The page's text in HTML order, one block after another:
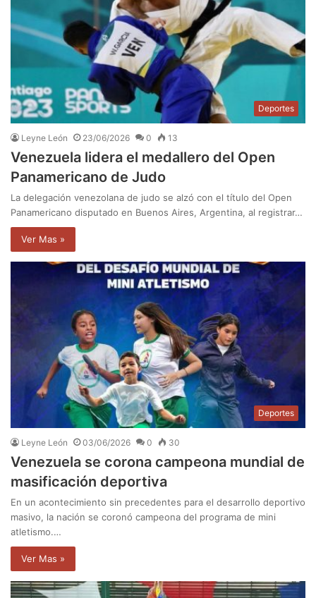
Deportes
Leyne León 23/06/2026 0 13
Venezuela lidera el medallero del Open
Panamericano de Judo
La delegación venezolana de judo se alzó con el título del Open
Panamericano disputado en Buenos Aires, Argentina, al registrar…
Ver Mas »
Deportes
Leyne León 03/06/2026 0 30
Venezuela se corona campeona mundial de
masificación deportiva
En un acontecimiento sin precedentes para el desarrollo deportivo
masivo, la nación se coronó campeona del programa de mini
atletismo.…
Ver Mas »